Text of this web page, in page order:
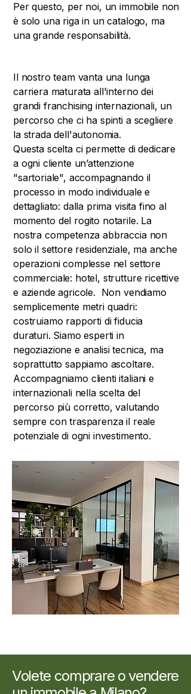
Per questo, per noi, un immobile non
è solo una riga in un catalogo, ma
una grande responsabilità.
Il nostro team vanta una lunga
carriera maturata all'interno dei
grandi franchising internazionali, un
percorso che ci ha spinti a scegliere
la strada dell'autonomia.
Questa scelta ci permette di dedicare
a ogni cliente un’attenzione
"sartoriale", accompagnando il
processo in modo individuale e
dettagliato: dalla prima visita fino al
momento del rogito notarile. La
nostra competenza abbraccia non
solo il settore residenziale, ma anche
operazioni complesse nel settore
commerciale: hotel, strutture ricettive
e aziende agricole. ​ Non vendiamo
semplicemente metri quadri:
costruiamo rapporti di fiducia
duraturi. Siamo esperti in
negoziazione e analisi tecnica, ma
soprattutto sappiamo ascoltare.
Accompagniamo clienti italiani e
internazionali nella scelta del
percorso più corretto, valutando
sempre con trasparenza il reale
potenziale di ogni investimento.
Volete comprare o vendere